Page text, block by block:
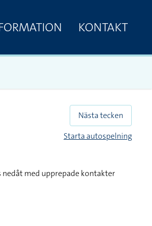
KONTAKT
Nästa tecken
Starta autospelning
med upprepade kontakter